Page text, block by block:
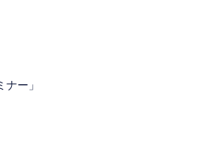
ー」